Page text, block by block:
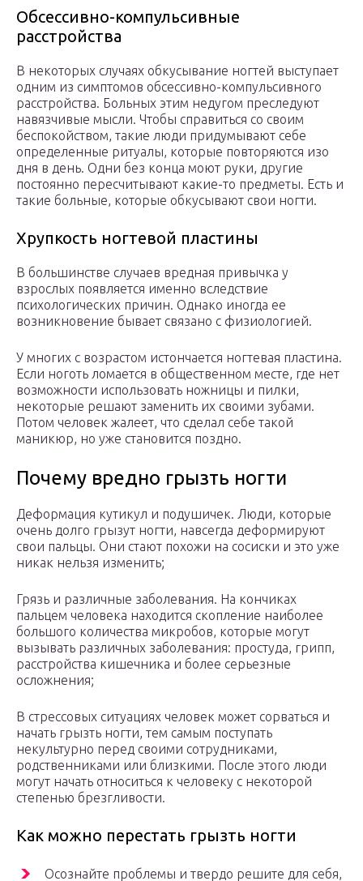
Обсессивно-компульсивные
расстройства
В некоторых случаях обкусывание ногтей выступает
одним из симптомов обсессивно-компульсивного
расстройства. Больных этим недугом преследуют
навязчивые мысли. Чтобы справиться со своим
беспокойством, такие люди придумывают себе
определенные ритуалы, которые повторяются изо
дня в день. Одни без конца моют руки, другие
постоянно пересчитывают какие-то предметы. Есть и
такие больные, которые обкусывают свои ногти.
Хрупкость ногтевой пластины
В большинстве случаев вредная привычка у
взрослых появляется именно вследствие
психологических причин. Однако иногда ее
возникновение бывает связано с физиологией.
У многих с возрастом истончается ногтевая пластина.
Если ноготь ломается в общественном месте, где нет
возможности использовать ножницы и пилки,
некоторые решают заменить их своими зубами.
Потом человек жалеет, что сделал себе такой
маникюр, но уже становится поздно.
Почему вредно грызть ногти
Деформация кутикул и подушичек. Люди, которые
очень долго грызут ногти, навсегда деформируют
свои пальцы. Они стают похожи на сосиски и это уже
никак нельзя изменить;
Грязь и различные заболевания. На кончиках
пальцем человека находится скопление наиболее
большого количества микробов, которые могут
вызывать различных заболевания: простуда, грипп,
расстройства кишечника и более серьезные
осложнения;
В стрессовых ситуациях человек может сорваться и
начать грызть ногти, тем самым поступать
некультурно перед своими сотрудниками,
родственниками или близкими. После этого люди
могут начать относиться к человеку с некоторой
степенью брезгливости.
Как можно перестать грызть ногти
Осознайте проблемы и твердо решите для себя,